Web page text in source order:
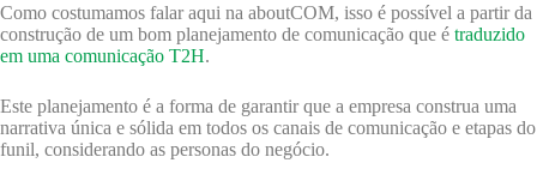
Como costumamos falar aqui na aboutCOM, isso é possível a partir da
construção de um bom planejamento de comunicação que é traduzido
em uma comunicação T2H.
Este planejamento é a forma de garantir que a empresa construa uma
narrativa única e sólida em todos os canais de comunicação e etapas do
funil, considerando as personas do negócio.